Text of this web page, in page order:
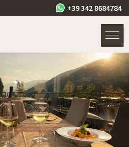
+39 342 8684784